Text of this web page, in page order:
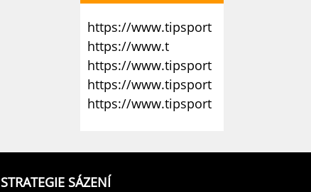
https://www.tipsport
https://www.t
https://www.tipsport
https://www.tipsport
https://www.tipsport
STRATEGIE SÁZENÍ